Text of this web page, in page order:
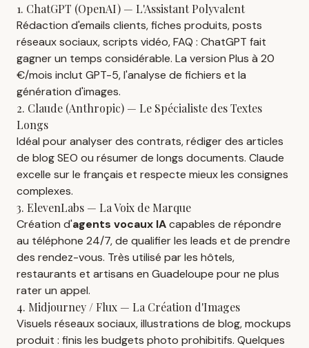
1. ChatGPT (OpenAI) — L'Assistant Polyvalent
Rédaction d'emails clients, fiches produits, posts
réseaux sociaux, scripts vidéo, FAQ : ChatGPT fait
gagner un temps considérable. La version Plus à 20
€/mois inclut GPT-5, l'analyse de fichiers et la
génération d'images.
2. Claude (Anthropic) — Le Spécialiste des Textes
Longs
Idéal pour analyser des contrats, rédiger des articles
de blog SEO ou résumer de longs documents. Claude
excelle sur le français et respecte mieux les consignes
complexes.
3. ElevenLabs — La Voix de Marque
Création d'agents vocaux IAcapables de répondre
au téléphone 24/7, de qualifier les leads et de prendre
des rendez-vous. Très utilisé par les hôtels,
restaurants et artisans en Guadeloupe pour ne plus
rater un appel.
4. Midjourney / Flux — La Création d'Images
Visuels réseaux sociaux, illustrations de blog, mockups
produit : finis les budgets photo prohibitifs. Quelques